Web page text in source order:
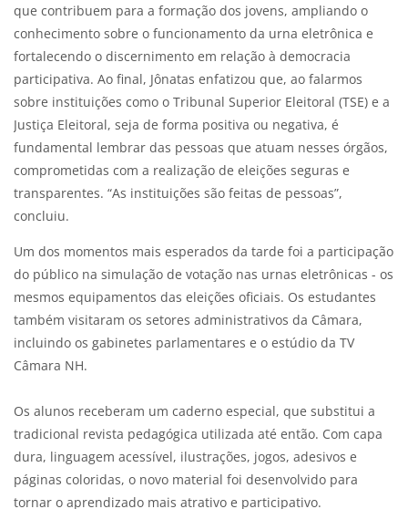
que contribuem para a formação dos jovens, ampliando o
conhecimento sobre o funcionamento da urna eletrônica e
fortalecendo o discernimento em relação à democracia
participativa. Ao final, Jônatas enfatizou que, ao falarmos
sobre instituições como o Tribunal Superior Eleitoral (TSE) e a
Justiça Eleitoral, seja de forma positiva ou negativa, é
fundamental lembrar das pessoas que atuam nesses órgãos,
comprometidas com a realização de eleições seguras e
transparentes. “As instituições são feitas de pessoas”,
concluiu.
Um dos momentos mais esperados da tarde foi a participação
do público na simulação de votação nas urnas eletrônicas - os
mesmos equipamentos das eleições oficiais. Os estudantes
também visitaram os setores administrativos da Câmara,
incluindo os gabinetes parlamentares e o estúdio da TV
Câmara NH.
Os alunos receberam um caderno especial, que substitui a
tradicional revista pedagógica utilizada até então. Com capa
dura, linguagem acessível, ilustrações, jogos, adesivos e
páginas coloridas, o novo material foi desenvolvido para
tornar o aprendizado mais atrativo e participativo.